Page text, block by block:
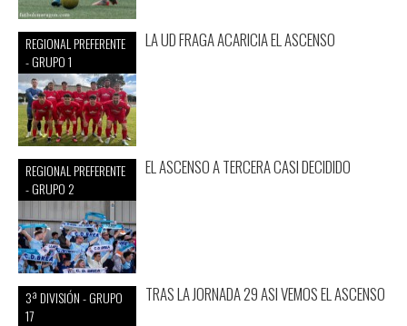
REGIONAL PREFERENTE
- GRUPO 1
LA UD FRAGA ACARICIA EL ASCENSO
REGIONAL PREFERENTE
- GRUPO 2
EL ASCENSO A TERCERA CASI DECIDIDO
3ª DIVISIÓN - GRUPO
17
TRAS LA JORNADA 29 ASI VEMOS EL ASCENSO